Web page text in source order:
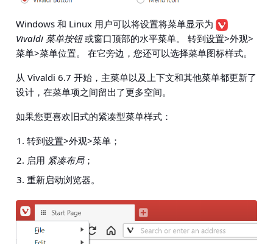
Windows 和 Linux 用户可以将设置将菜单显示为
Vivaldi 菜单按钮或窗口顶部的水平菜单。 转到设置>外观>
菜单>菜单位置。 在它旁边，您还可以选择菜单图标样式。
从 Vivaldi 6.7 开始，主菜单以及上下文和其他菜单都更新了
设计，在菜单项之间留出了更多空间。
如果您更喜欢旧式的紧凑型菜单样式：
转到设置>外观>菜单 ；
启用 紧凑布局；
重新启动浏览器。